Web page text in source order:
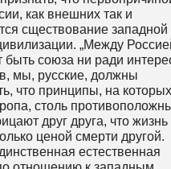
как внешних так и
сществование западной
„Между
союза ни ради
мы, русские, должны
что принципы, на которых
столь
друг друга, что жизнь
ценой смерти другой.
естественная